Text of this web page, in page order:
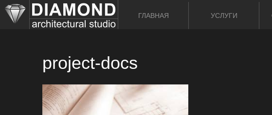
ГЛАВНАЯ УСЛУГИ
project-docs